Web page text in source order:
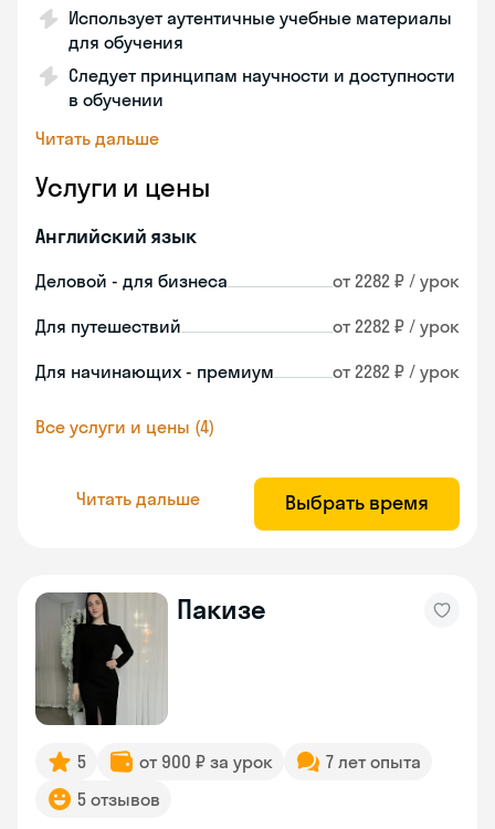
Использует аутентичные учебные материалы
для обучения
Следует принципам научности и доступности
в обучении
Читать дальше
Услуги и цены
Английский язык
Деловой - для бизнеса от 2282 ₽ / урок
Для путешествий от 2282 ₽ / урок
Для начинающих - премиум от 2282 ₽ / урок
Все услуги и цены (4)
Читать дальше Выбрать время
Пакизе
5 от 900 ₽ за урок
7 лет опыта
5 отзывов